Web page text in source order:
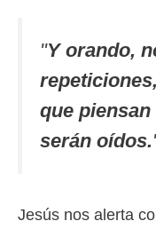
"Y orando,
que
serán oídos.
Jesús nos alerta